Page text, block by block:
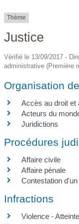
Thème
Justice
Vérifié le 13/09/2017 -
administrative (Première
Organisation
Accès au droit et
Acteurs du
Juridictions
Procédures
Affaire civile
Affaire pénale
Contestation
Infractions
Violence -